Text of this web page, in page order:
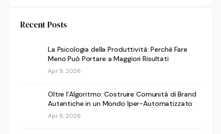
Recent Posts
La Psicologia della Produttività: Perché Fare
Meno Può Portare a Maggiori Risultati
Apr 9, 2026
Oltre l’Algoritmo: Costruire Comunità di Brand
Autentiche in un Mondo Iper-Automatizzato
Apr 8, 2026